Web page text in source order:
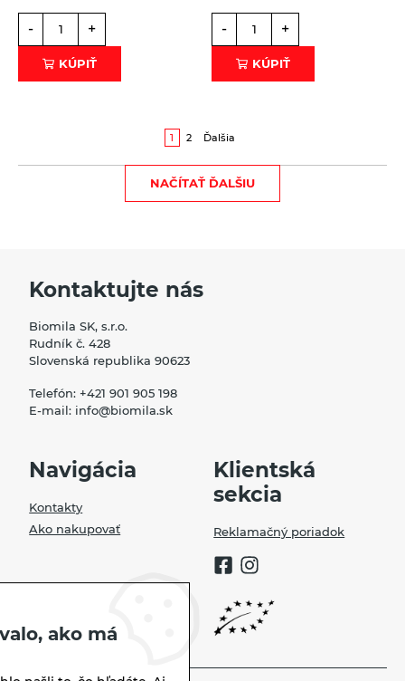
- +
KÚPIŤ
- +
KÚPIŤ
1 2 Ďalšia
NAČÍTAŤ ĎALŠIU
Kontaktujte nás
Biomila SK, s.r.o.
Rudník č. 428
Slovenská republika 90623
Telefón: +421 901 905 198
E-mail: info@biomila.sk
Navigácia
Kontakty
Ako nakupovať
Klientská
sekcia
Reklamačný poriadok
ako má